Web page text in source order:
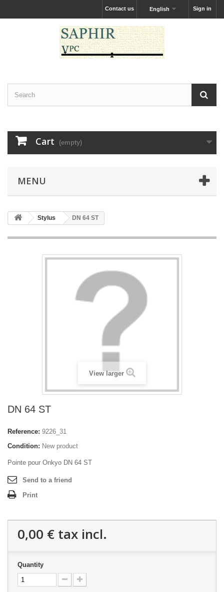
Sign in
English
Contact us
Cart (empty)
MENU
Stylus DN 64 ST
View larger
DN 64 ST
Reference: 9226_31
Condition: New product
Pointe pour Onkyo DN 64 ST
Send to a friend
Print
0,00 € tax incl.
Quantity